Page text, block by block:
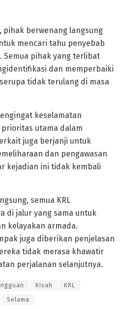
pihak berwenang langsung
mencari tahu penyebab
Semua pihak yang terlibat
dan memperbaiki
tidak terulang di masa
keselamatan
utama dalam
juga berjanji untuk
dan pengawasan
kejadian ini tidak kembali
semua KRL
di jalur yang sama untuk
kelayakan armada.
juga diberikan penjelasan
tidak merasa khawatir
perjalanan selanjutnya.
Kisah KRL
Selama